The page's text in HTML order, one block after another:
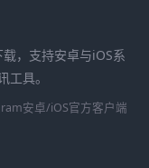
，支持安卓与iOS系
具。
安卓/iOS官方客户端